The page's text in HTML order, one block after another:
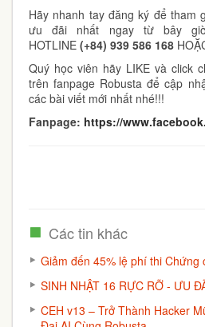
Hãy nhanh tay đăng ký để tham
ưu đãi nhất ngay từ bây
HOTLINE (+84) 939 586 168
Quý học viên hãy LIKE và click
trên fanpage Robusta để cập
các bài viết mới nhất nhé!!!
Fanpage: https://
Các tin khác
Giảm đến 45% lệ phí thi Chứng
SINH NHẬT 16 RỰC RỠ - ƯU
CEH v13 – Trở Thành Hacker